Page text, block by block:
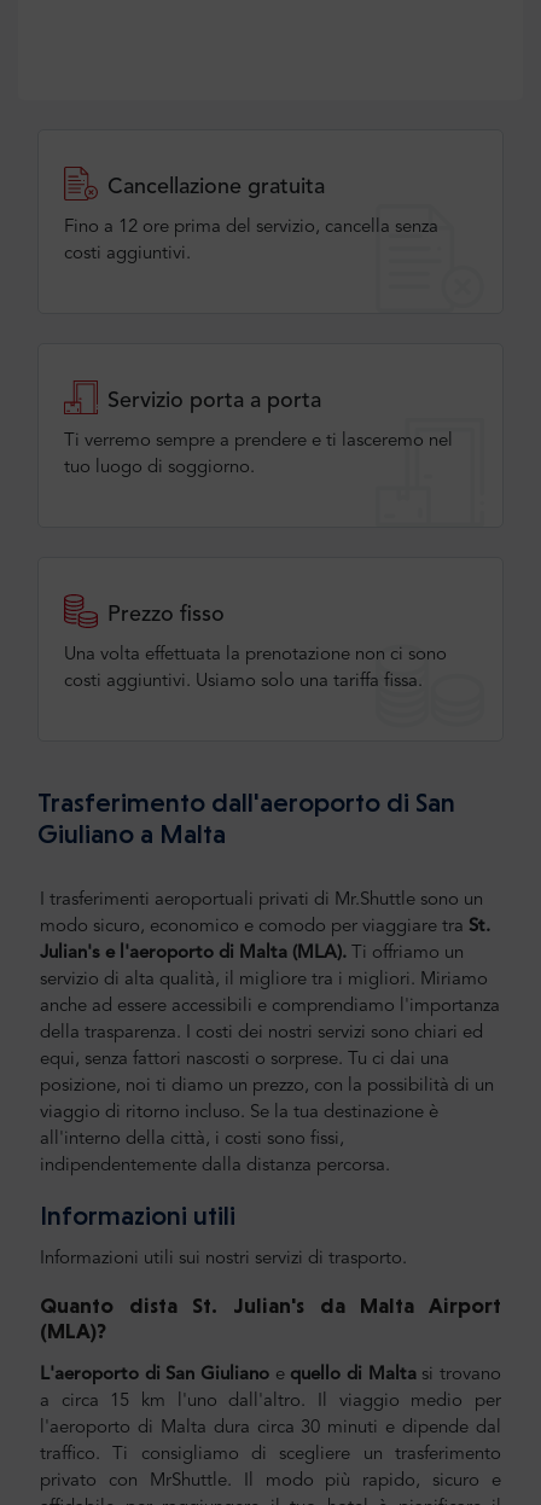
Cancellazione gratuita
Fino a 12 ore prima del servizio, cancella senza
costi aggiuntivi.
Servizio porta a porta
Ti verremo sempre a prendere e ti lasceremo nel
tuo luogo di soggiorno.
Prezzo fisso
Una volta effettuata la prenotazione non ci sono
costi aggiuntivi. Usiamo solo una tariffa fissa.
Trasferimento dall'aeroporto di San
Giuliano a Malta
I trasferimenti aeroportuali privati di Mr.Shuttle sono un
modo sicuro, economico e comodo per viaggiare tra St.
Julian's e l'aeroporto di Malta (MLA). Ti offriamo un
servizio di alta qualità, il migliore tra i migliori. Miriamo
anche ad essere accessibili e comprendiamo l'importanza
della trasparenza. I costi dei nostri servizi sono chiari ed
equi, senza fattori nascosti o sorprese. Tu ci dai una
posizione, noi ti diamo un prezzo, con la possibilità di un
viaggio di ritorno incluso. Se la tua destinazione è
all'interno della città, i costi sono fissi,
indipendentemente dalla distanza percorsa.
Informazioni utili
Informazioni utili sui nostri servizi di trasporto.
Quanto dista St. Julian's da Malta Airport
(MLA)?
L'aeroporto di San Giuliano e quello di Maltasi trovano
a circa 15 km l'uno dall'altro. Il viaggio medio per
l'aeroporto di Malta dura circa 30 minuti e dipende dal
traffico. Ti consigliamo di scegliere un trasferimento
privato con MrShuttle. Il modo più rapido, sicuro e